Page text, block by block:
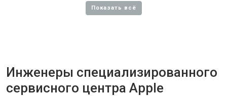
Инженеры специализированного
сервисного центра Apple